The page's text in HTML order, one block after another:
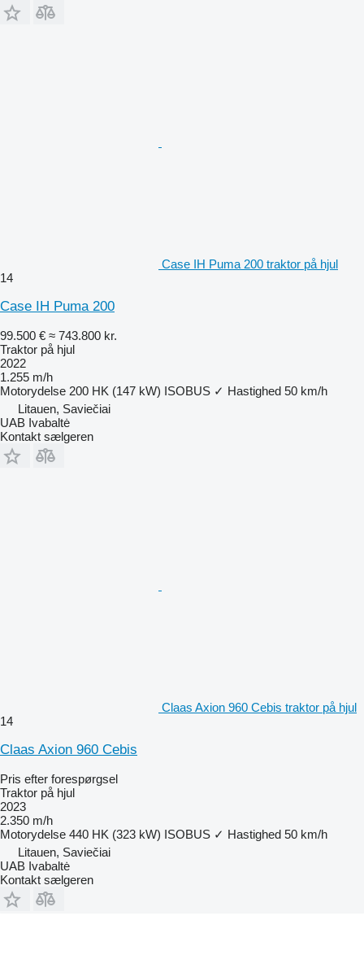
Case IH Puma 200 traktor på hjul
14
Case IH Puma 200
99.500 € ≈ 743.800 kr.
Traktor på hjul
2022
1.255 m/h
Motorydelse 200 HK (147 kW) ISOBUS ✓ Hastighed 50 km/h
Litauen, Saviečiai
UAB Ivabaltė
Kontakt sælgeren
Claas Axion 960 Cebis traktor på hjul
14
Claas Axion 960 Cebis
Pris efter forespørgsel
Traktor på hjul
2023
2.350 m/h
Motorydelse 440 HK (323 kW) ISOBUS ✓ Hastighed 50 km/h
Litauen, Saviečiai
UAB Ivabaltė
Kontakt sælgeren